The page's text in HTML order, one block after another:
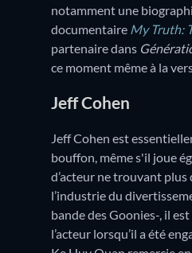
notamment une
documentaire My Truth:
partenaire dans
ce moment même à la
Jeff Cohen
Jeff Cohen est
bouffon, même s'il joue
d’acteur ne trouvant plus
l’industrie du
bande des Goonies-, il
l’acteur lorsqu’il a été